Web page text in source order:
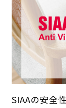
SIAAの安全